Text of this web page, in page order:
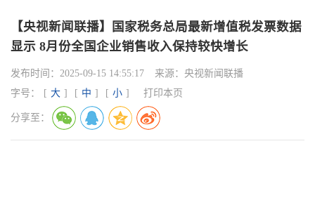
【央视新闻联播】国家税务总局最新增值税发票数据
显示 8月份全国企业销售收入保持较快增长
发布时间： 2025-09-15 14:55:17 来源： 央视新闻联播
字号：
[ 大 ] [ 中 ] [ 小 ] 打印本页
分享至：